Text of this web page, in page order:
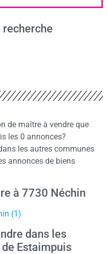
de maître à vendre que
les 0 annonces?
les autres communes
annonces de biens
à 7730 Néchin
(1)
dans les
Estaimpuis